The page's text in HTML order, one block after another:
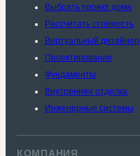
Выбрать проект дома
Рассчитать стоимость
Виртуальный дизайнер
Проектирование
Фундаменты
Внутренняя отделка
Инженерные системы
КОМПАНИЯ